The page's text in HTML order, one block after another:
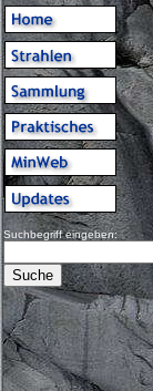
Suchbegriff eingeben: